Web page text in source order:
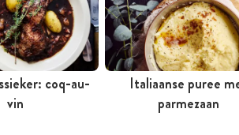
coq-au-
vin
Italiaanse puree
parmezaan